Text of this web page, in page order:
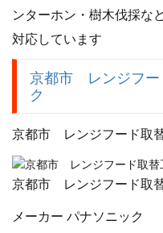
ンターホン・樹木伐採な
対応しています
京都市 レンジフ
ク
京都市 レンジフード取
京都市 レンジフード取
メーカー パナソニック